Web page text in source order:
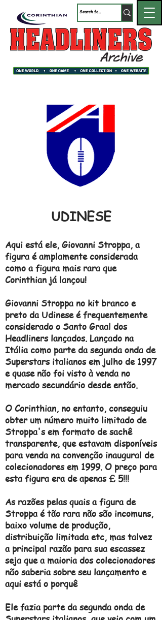
UDINESE
Aqui está ele, Giovanni Stroppa, a
figura é amplamente considerada
como a figura mais rara que
Corinthian já lançou!
Giovanni Stroppa no kit branco e
preto da Udinese é frequentemente
considerado o Santo Graal dos
Headliners lançados. Lançado na
Itália como parte da segunda onda de
Superstars italianos em julho de 1997
e quase não foi visto à venda no
mercado secundário desde então.
O Corinthian, no entanto, conseguiu
obter um número muito limitado de
Stroppa's em formato de sachê
transparente, que estavam disponíveis
para venda na convenção inaugural de
colecionadores em 1999. O preço para
esta figura era de apenas £ 5!!!
As razões pelas quais a figura de
Stroppa é tão rara não são incomuns,
baixo volume de produção,
distribuição limitada etc, mas talvez
a principal razão para sua escassez
seja que a maioria dos colecionadores
não saberia sobre seu lançamento e
aqui está o porquê
Ele fazia parte da segunda onda de